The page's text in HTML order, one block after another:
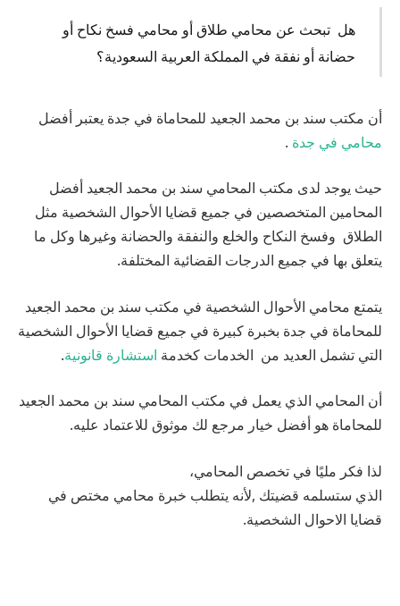
هل تبحث عن محامي طلاقأو محامي فسخ نكاح أو
حضانة أو نفقة في المملكة العربية السعودية؟
أن مكتب سند بن محمد الجعيد للمحاماة في جدة يعتبر أفضل
محامي في جدة .
حيث يوجد لدى مكتب المحامي سند بن محمد الجعيد أفضل
المحامين المتخصصين في جميع قضايا الأحوال الشخصية مثل
الطلاق وفسخ النكاح والخلع والنفقة والحضانة وغيرها وكل ما
يتعلق بها في جميع الدرجات القضائية المختلفة.
يتمتع محامي الأحوال الشخصية في مكتب سند بن محمد الجعيد
للمحاماة في جدة بخبرة كبيرة في جميع قضايا الأحوال الشخصية
التي تشمل العديد من الخدمات كخدمة استشارة قانونية.
أن المحامي الذي يعمل في مكتب المحامي سند بن محمد الجعيد
للمحاماة هو أفضل خيار مرجع لك موثوق للاعتماد عليه.
لذا فكر مليًا في تخصص المحامي،
الذي ستسلمه قضيتك ,لأنه يتطلب خبرة محامي مختص في
قضايا الاحوال الشخصية.